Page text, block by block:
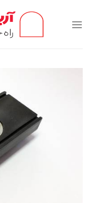
content